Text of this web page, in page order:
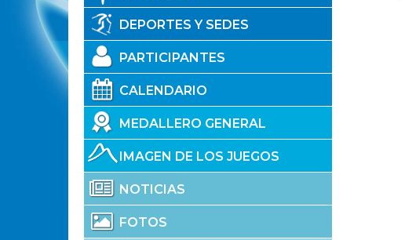
DEPORTES Y SEDES
PARTICIPANTES
CALENDARIO
MEDALLERO GENERAL
IMAGEN DE LOS JUEGOS
NOTICIAS
FOTOS